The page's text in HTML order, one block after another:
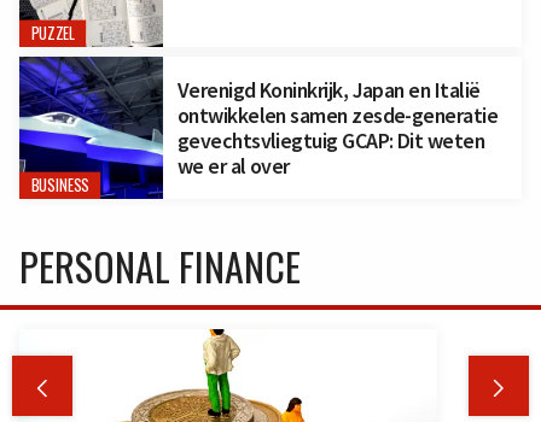
PUZZEL
BUSINESS
Verenigd Koninkrijk, Japan en Italië
ontwikkelen samen zesde-generatie
gevechtsvliegtuig GCAP: Dit weten
we er al over
PERSONAL FINANCE
 